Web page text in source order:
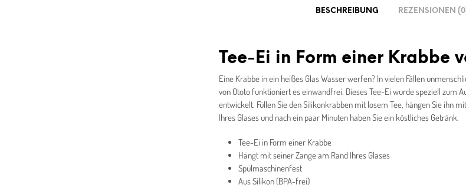
BESCHREIBUNG REZENSIONEN
Tee-Ei in Form einer Krabbe
Eine Krabbe in ein heißes Glas Wasser werfen? In vielen Fällen
von Ototo funktioniert es einwandfrei. Dieses Tee-Ei wurde speziell zum
entwickelt. Füllen Sie den Silikonkrabben mit losem Tee, hängen Sie ihn
Ihres Glases und nach ein paar Minuten haben Sie ein köstliches Getränk.
Tee-Ei in Form einer Krabbe
Hängt mit seiner Zange am Rand Ihres Glases
Spülmaschinenfest
Aus Silikon (BPA-frei)